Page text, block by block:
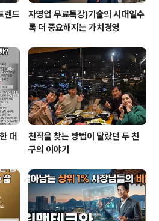
렌드
자영업 무료특강)기술의 시대일수
록 더 중요해지는 가치경영
대
천직을 찾는 방법이 달랐던 두 친
구의 이야기